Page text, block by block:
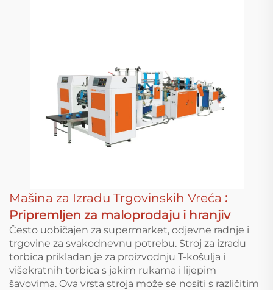
Mašina za Izradu Trgovinskih Vreća :
Pripremljen za maloprodaju i hranjiv
Često uobičajen za supermarket, odjevne radnje i
trgovine za svakodnevnu potrebu. Stroj za izradu
torbica prikladan je za proizvodnju T-košulja i
višekratnih torbica s jakim rukama i lijepim
šavovima. Ova vrsta stroja može se nositi s različitim